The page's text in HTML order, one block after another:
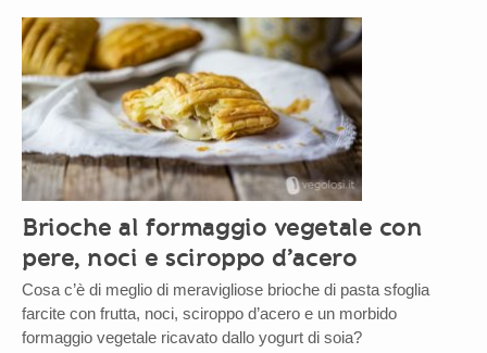
Brioche al formaggio vegetale con
pere, noci e sciroppo d’acero
Cosa c’è di meglio di meravigliose brioche di pasta sfoglia
farcite con frutta, noci, sciroppo d’acero e un morbido
formaggio vegetale ricavato dallo yogurt di soia?